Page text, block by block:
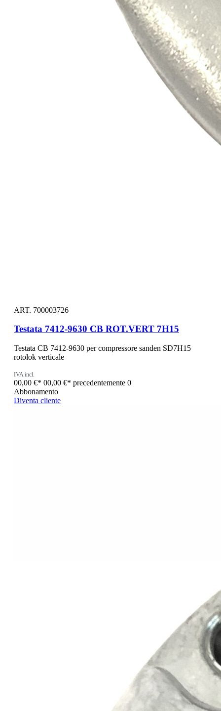
ART. 700003726
Testata 7412-9630 CB ROT.VERT 7H15
Testata CB 7412-9630 per compressore sanden SD7H15
rotolok verticale
IVA incl.
00,00 €* 00,00 €* precedentemente 0
Abbonamento
Diventa cliente